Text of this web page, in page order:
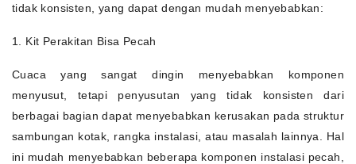
tidak konsisten, yang dapat dengan mudah menyebabkan:
1. Kit Perakitan Bisa Pecah
Cuaca yang sangat dingin menyebabkan komponen
menyusut, tetapi penyusutan yang tidak konsisten dari
berbagai bagian dapat menyebabkan kerusakan pada struktur
sambungan kotak, rangka instalasi, atau masalah lainnya. Hal
ini mudah menyebabkan beberapa komponen instalasi pecah,